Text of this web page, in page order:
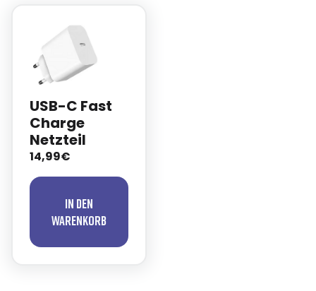
USB-C Fast
Charge
Netzteil
14,99€
In den
Warenkorb